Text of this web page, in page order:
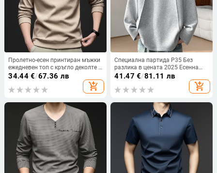
Пролетно-есен принтиран мъжки
ежедневен топ с кръгло деколте и
дълги ръкави
34.44€/67.36 лв
add_shopping_cart
Специална партида P35 Без
разлика в цената 2025 Есенна
нова американска ретро
деконструирана снаждаща
тениска с дълъг ръкав голям
41.47 €/81.11 лв
add_shopping_cart